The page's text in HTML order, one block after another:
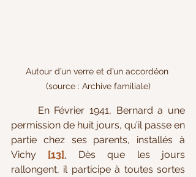
Autour d’un verre et d’un accordéon
(source : Archive familiale)
En Février 1941, Bernard a une
permission de huit jours, qu’il passe en
partie chez ses parents, installés à
Vichy [13]. Dès que les jours
rallongent, il participe à toutes sortes